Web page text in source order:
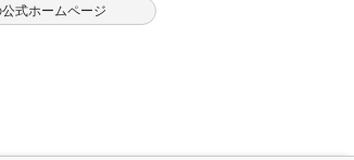
式ホームページ